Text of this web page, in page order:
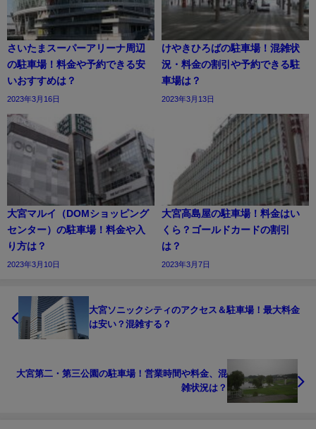
さいたまスーパーアリーナ周辺
の駐車場！料金や予約できる安
いおすすめは？
2023年3月16日
けやきひろばの駐車場！混雑状
況・料金の割引や予約できる駐
車場は？
2023年3月13日
大宮マルイ（DOMショッピング
センター）の駐車場！料金や入
り方は？
2023年3月10日
大宮高島屋の駐車場！料金はい
くら？ゴールドカードの割引
は？
2023年3月7日
大宮ソニックシティのアクセス＆駐車場！最大料金
は安い？混雑する？
大宮第二・第三公園の駐車場！営業時間や料金、混
雑状況は？